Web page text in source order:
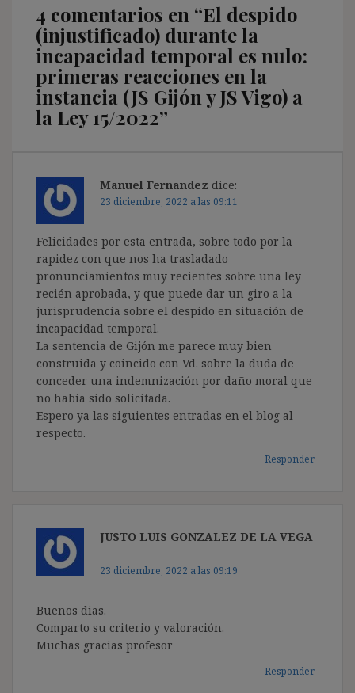
4 comentarios en “El despido
(injustificado) durante la
incapacidad temporal es nulo:
primeras reacciones en la
instancia (JS Gijón y JS Vigo) a
la Ley 15/2022”
Manuel Fernandez dice:
23 diciembre, 2022 a las 09:11
Felicidades por esta entrada, sobre todo por la
rapidez con que nos ha trasladado
pronunciamientos muy recientes sobre una ley
recién aprobada, y que puede dar un giro a la
jurisprudencia sobre el despido en situación de
incapacidad temporal.
La sentencia de Gijón me parece muy bien
construida y coincido con Vd. sobre la duda de
conceder una indemnización por daño moral que
no había sido solicitada.
Espero ya las siguientes entradas en el blog al
respecto.
Responder
JUSTO LUIS GONZALEZ DE LA VEGA
dice:
23 diciembre, 2022 a las 09:19
Buenos dias.
Comparto su criterio y valoración.
Muchas gracias profesor
Responder